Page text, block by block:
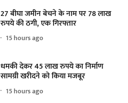
27 बीघा जमीन बेचने के नाम पर 78 लाख
रुपये की ठगी, एक गिरफ्तार
15 hours ago
धमकी देकर 45 लाख रुपये का निर्माण
सामग्री खरीदने को किया मजबूर
15 hours ago